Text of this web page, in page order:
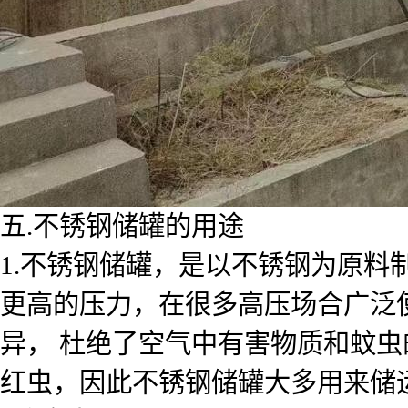
五.不锈钢储罐的用途
1.不锈钢储罐，是以不锈钢为原料
更高的压力，在很多高压场合广
异， 杜绝了空气中有害物质和蚊
红虫，因此不锈钢储罐大多用来